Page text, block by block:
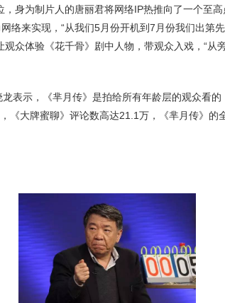
制片人的唐丽君将网络IP热推向了一个至高
来实现，“从我们5月份开机到7月份我们出
众体验《花千骨》剧中人物，带观众入戏，“
，《芈月传》是拍给所有年龄层的观众看的
大牌蜜聊》评论数高达21.1万，《芈月传》